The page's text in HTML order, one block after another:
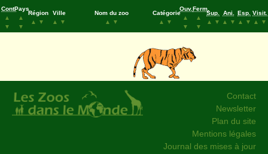
Cont.
▲
▼
Pays
▲
▼
Région
▲
▼
Ville
▲
▼
Nom du zoo
▲
▼
Catégorie
▲
▼
Ouv.
▲
▼
Ferm.
▲
▼
Sup.
▲
▼
Ani.
▲
▼
Esp.
▲
▼
Visit.
▲
▼
Contact
Newsletter
Plan du site
Mentions légales
Journal des mises à jour